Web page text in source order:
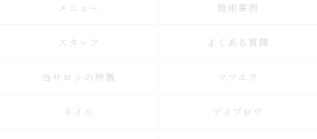
メニュー 施術事例
スタッフ よくある質問
当サロンの特徴 マツエク
ネイル アイブロウ